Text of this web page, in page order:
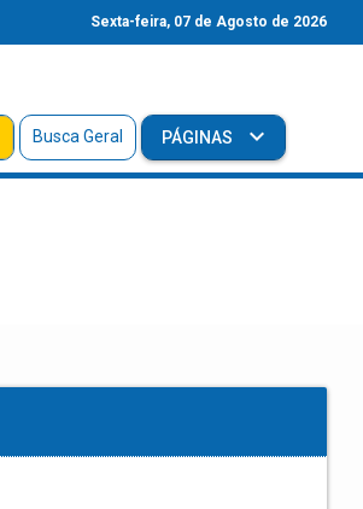
Sexta-feira, 07 de Agosto de 2026
Busca Geral PÁGINAS